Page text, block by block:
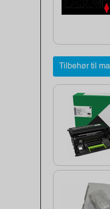
Tilbehør til